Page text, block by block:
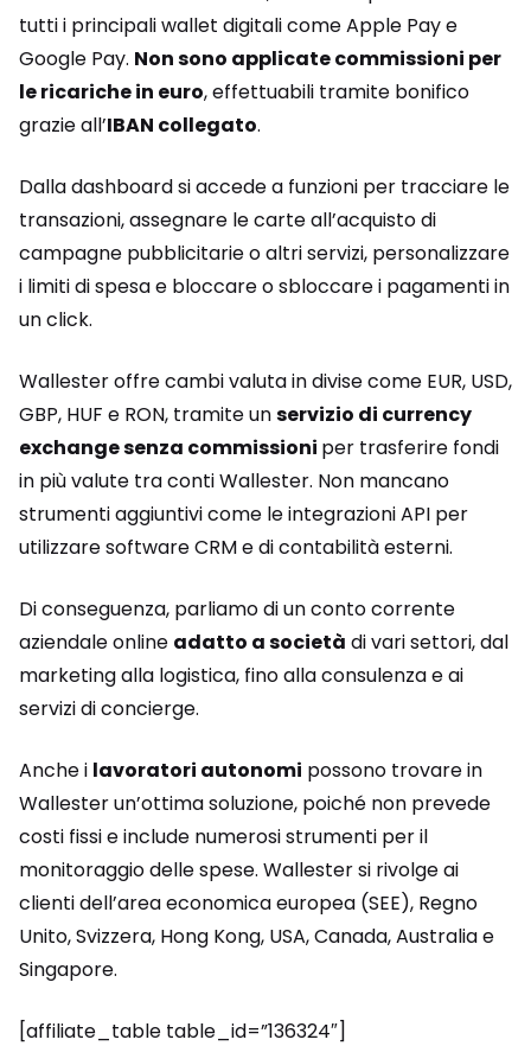
tutti i principali wallet digitali come Apple Pay e
Google Pay. Non sono applicate commissioni per
le ricariche in euro, effettuabili tramite bonifico
grazie all’IBAN collegato.
Dalla dashboard si accede a funzioni per tracciare le
transazioni, assegnare le carte all’acquisto di
campagne pubblicitarie o altri servizi, personalizzare
i limiti di spesa e bloccare o sbloccare i pagamenti in
un click.
Wallester offre cambi valuta in divise come EUR, USD,
GBP, HUF e RON, tramite unservizio di currency
exchange senza commissioni per trasferire fondi
in più valute tra conti Wallester. Non mancano
strumenti aggiuntivi come le integrazioni API per
utilizzare software CRM e di contabilità esterni.
Di conseguenza, parliamo di un conto corrente
aziendale online adatto a società di vari settori, dal
marketing alla logistica, fino alla consulenza e ai
servizi di concierge.
Anche i lavoratori autonomi possono trovare in
Wallester un’ottima soluzione, poiché non prevede
costi fissi e include numerosi strumenti per il
monitoraggio delle spese. Wallester si rivolge ai
clienti dell’area economica europea (SEE), Regno
Unito, Svizzera, Hong Kong, USA, Canada, Australia e
Singapore.
[affiliate_table table_id=”136324″]